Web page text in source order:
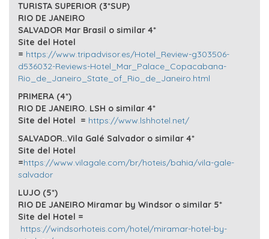
TURISTA SUPERIOR (3*SUP)
RIO DE JANEIRO
SALVADOR Mar Brasil o similar 4*
Site del Hotel
= https://www.tripadvisor.es/Hotel_Review-g303506-
d536032-Reviews-Hotel_Mar_Palace_Copacabana-
Rio_de_Janeiro_State_of_Rio_de_Janeiro.html
PRIMERA (4*)
RIO DE JANEIRO. LSH o similar 4*
Site del Hotel = https://www.lshhotel.net/
SALVADOR..Vila Galé Salvador o similar 4*
Site del Hotel
=https://www.vilagale.com/br/hoteis/bahia/vila-gale-
salvador
LUJO (5*)
RIO DE JANEIRO Miramar by Windsor o similar 5*
Site del Hotel =
https://windsorhoteis.com/hotel/miramar-hotel-by-